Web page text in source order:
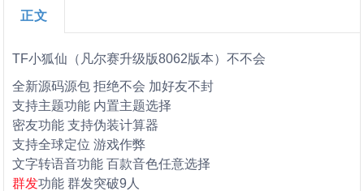
正文
TF小狐仙（凡尔赛升级版8062版本）不不会
全新源码源包 拒绝不会 加好友不封
支持主题功能 内置主题选择
密友功能 支持伪装计算器
支持全球定位 游戏作弊
文字转语音功能 百款音色任意选择
群发功能 群发突破9人